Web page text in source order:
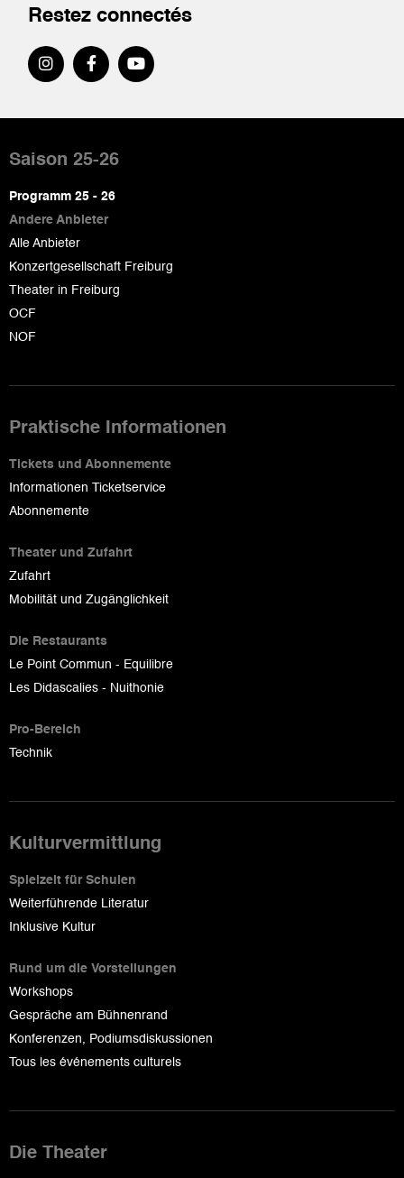
Restez connectés
de
page
Saison 25-26
Programm 25 - 26
Andere Anbieter
Alle Anbieter
Konzertgesellschaft Freiburg
Theater in Freiburg
OCF
NOF
Praktische Informationen
Tickets und Abonnemente
Informationen Ticketservice
Abonnemente
Theater und Zufahrt
Zufahrt
Mobilität und Zugänglichkeit
Die Restaurants
Le Point Commun - Equilibre
Les Didascalies - Nuithonie
Pro-Bereich
Technik
Kulturvermittlung
Spielzeit für Schulen
Weiterführende Literatur
Inklusive Kultur
Rund um die Vorstellungen
Workshops
Gespräche am Bühnenrand
Konferenzen, Podiumsdiskussionen
Tous les événements culturels
Die Theater